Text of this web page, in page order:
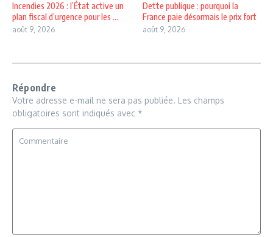
Incendies 2026 : l’État active un
plan fiscal d’urgence pour les ...
août 9, 2026
Dette publique : pourquoi la
France paie désormais le prix fort
août 9, 2026
Répondre
Votre adresse e-mail ne sera pas publiée. Les champs
obligatoires sont indiqués avec *